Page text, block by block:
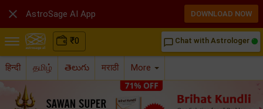
₹0 chat_bubble_outline Chat with Astrologer
हिन्दी தமிழ் తెలుగు मराठी More
 AstroSage AI App DOWNLOAD NOW